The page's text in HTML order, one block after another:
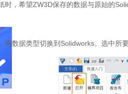
时，希望ZW3D保存的数据与原始的
将数据类型切换到Solidworks。选中所